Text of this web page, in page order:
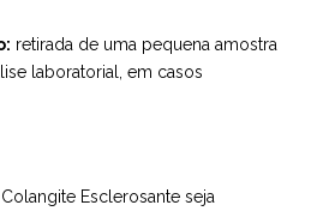
retirada de uma pequena amostra
laboratorial, em casos
Esclerosante seja